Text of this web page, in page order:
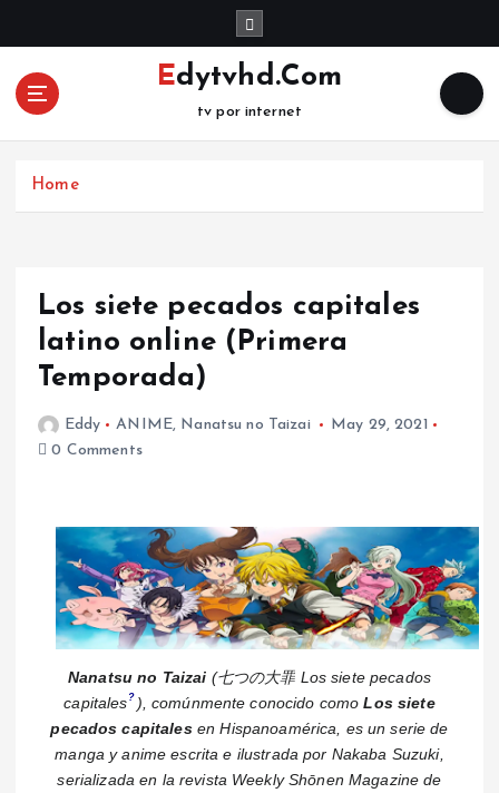
o
Edytvhd.Com
tv por internet
Home
Los siete pecados capitales
latino online (Primera
Temporada)
Eddy ANIME, Nanatsu no Taizai
May 29, 2021
0 Comments
Nanatsu no Taizai (七つの大罪 Los siete pecados
capitales ? ) , comúnmente conocido como Los siete
pecados capitales en Hispanoamérica , es un serie de
manga y anime escrita e ilustrada por Nakaba Suzuki,
serializada en la revista Weekly Shōnen Magazine de